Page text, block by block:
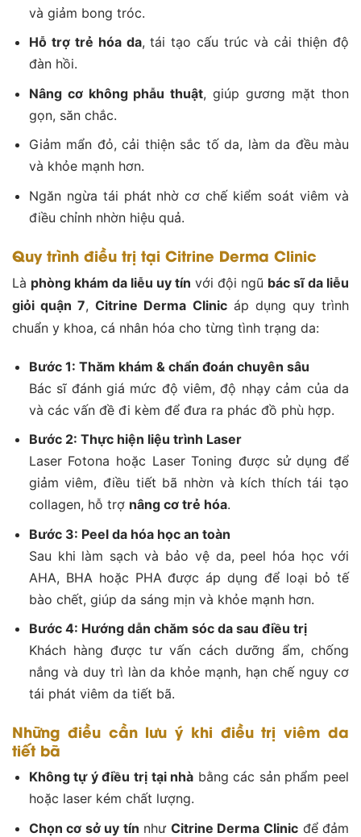
và giảm bong tróc.
Hỗ trợ trẻ hóa da, tái tạo cấu trúc và cải thiện độ
đàn hồi.
Nâng cơ không phẫu thuật, giúp gương mặt thon
gọn, săn chắc.
Giảm mẩn đỏ, cải thiện sắc tố da, làm da đều màu
và khỏe mạnh hơn.
Ngăn ngừa tái phát nhờ cơ chế kiểm soát viêm và
điều chỉnh nhờn hiệu quả.
Quy trình điều trị tại Citrine Derma Clinic
Là phòng khám da liễu uy tín với đội ngũ bác sĩ da liễu
giỏi quận 7,Citrine Derma Clinicáp dụng quy trình
chuẩn y khoa, cá nhân hóa cho từng tình trạng da:
Bước 1: Thăm khám & chẩn đoán chuyên sâu
Bác sĩ đánh giá mức độ viêm, độ nhạy cảm của da
và các vấn đề đi kèm để đưa ra phác đồ phù hợp.
Bước 2: Thực hiện liệu trình Laser
Laser Fotona hoặc Laser Toning được sử dụng để
giảm viêm, điều tiết bã nhờn và kích thích tái tạo
collagen, hỗ trợ nâng cơ trẻ hóa.
Bước 3: Peel da hóa học an toàn
Sau khi làm sạch và bảo vệ da, peel hóa học với
AHA, BHA hoặc PHA được áp dụng để loại bỏ tế
bào chết, giúp da sáng mịn và khỏe mạnh hơn.
Bước 4: Hướng dẫn chăm sóc da sau điều trị
Khách hàng được tư vấn cách dưỡng ẩm, chống
nắng và duy trì làn da khỏe mạnh, hạn chế nguy cơ
tái phát viêm da tiết bã.
Những điều cần lưu ý khi điều trị viêm da
tiết bã
Không tự ý điều trị tại nhà bằng các sản phẩm peel
hoặc laser kém chất lượng.
Chọn cơ sở uy tín như Citrine Derma Clinicđể đảm